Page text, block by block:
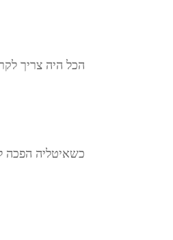
הכל היה צריך
כשאיטליה הפכה